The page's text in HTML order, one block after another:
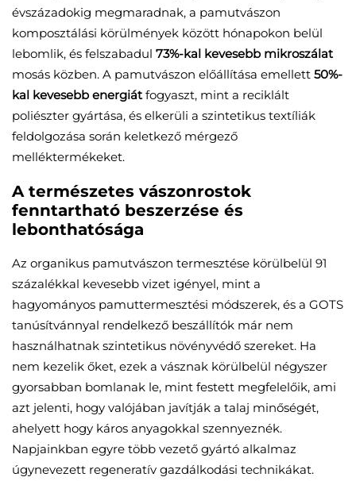
évszázadokig megmaradnak, a pamutvászon
komposztálási körülmények között hónapokon belül
lebomlik, és felszabadul 73%-kal kevesebb mikroszálat
mosás közben. A pamutvászon előállítása emellett 50%-
kal kevesebb energiátfogyaszt, mint a reciklált
poliészter gyártása, és elkerüli a szintetikus textíliák
feldolgozása során keletkező mérgező
melléktermékeket.
A természetes vászonrostok
fenntartható beszerzése és
lebonthatósága
Az organikus pamutvászon termesztése körülbelül 91
százalékkal kevesebb vizet igényel, mint a
hagyományos pamuttermesztési módszerek, és a GOTS
tanúsítvánnyal rendelkező beszállítók már nem
használhatnak szintetikus növényvédő szereket. Ha
nem kezelik őket, ezek a vásznak körülbelül négyszer
gyorsabban bomlanak le, mint festett megfelelőik, ami
azt jelenti, hogy valójában javítják a talaj minőségét,
ahelyett hogy káros anyagokkal szennyeznék.
Napjainkban egyre több vezető gyártó alkalmaz
úgynevezett regeneratív gazdálkodási technikákat.